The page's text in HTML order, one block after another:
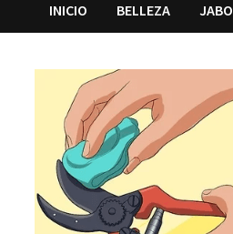
INICIO BELLEZA